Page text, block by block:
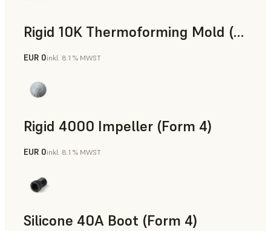
Rigid 10K Thermoforming Mold (Form 4)
Technik
EUR 0inkl. 8.1 % MWST
Rigid 4000 Impeller (Form 4)
Technik
EUR 0inkl. 8.1 % MWST
Silicone 40A Boot (Form 4)